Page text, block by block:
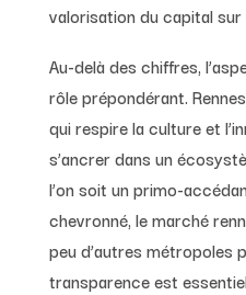
valorisation du capital sur
Au-delà des chiffres,
rôle prépondérant.
qui respire la culture et
s’ancrer dans un
l’on soit un primo-
chevronné, le marché
peu d’autres métropoles
transparence est